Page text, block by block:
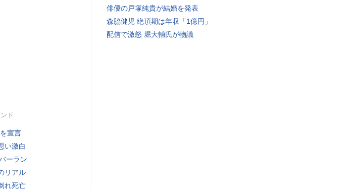
ド
宣言
い激白
ーラン
リアル
れ死亡
俳優の戸塚純貴が結婚を発表
森脇健児 絶頂期は年収「1億円」
配信で激怒 堀大輔氏が物議